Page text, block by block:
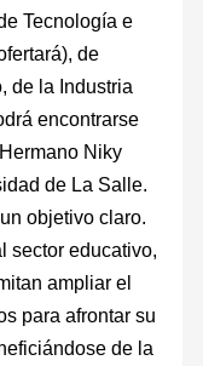
Tecnología e
de
de la Industria
encontrarse
Niky
de La Salle.
objetivo claro.
sector educativo,
ampliar el
para afrontar su
de la